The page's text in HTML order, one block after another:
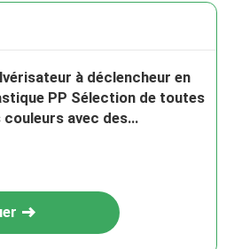
à déclencheur en
PP Sélection de toutes
couleurs avec des